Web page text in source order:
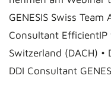
GENESIS Swiss Team
Consultant
Switzerland (DACH)
DDI Consultant